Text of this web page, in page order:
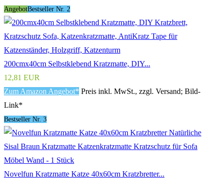
AngebotBestseller Nr. 2
200cmx40cm Selbstklebend Kratzmatte, DIY...
12,81 EUR
Zum Amazon Angebot* Preis inkl. MwSt., zzgl. Versand; Bild-
Link*
Bestseller Nr. 3
Novelfun Kratzmatte Katze 40x60cm Kratzbretter...